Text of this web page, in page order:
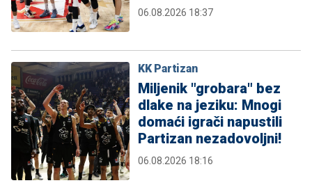
06.08.2026 18:37
KK Partizan
Miljenik "grobara" bez
dlake na jeziku: Mnogi
domaći igrači napustili
Partizan nezadovoljni!
06.08.2026 18:16